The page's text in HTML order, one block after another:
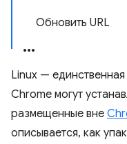
Обновить URL
Linux —
Chrome могут
размещенные вне
описывается, как